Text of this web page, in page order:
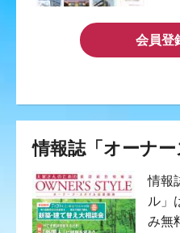
会員登
情報誌「オーナー
情報
ル」
み無